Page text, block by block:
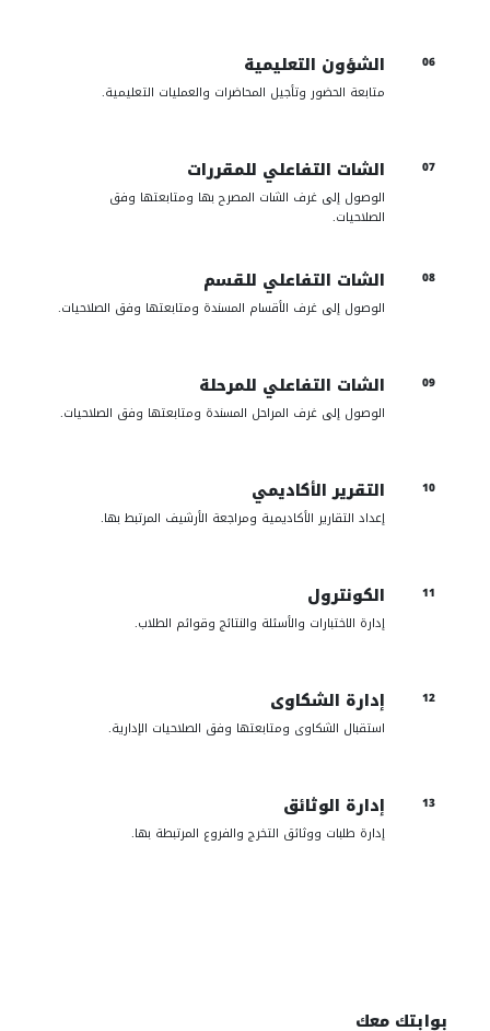
06 الشؤون التعليمية
متابعة الحضور وتأجيل المحاضرات والعمليات التعليمية.
07 الشات التفاعلي للمقررات
الوصول إلى غرف الشات المصرح بها ومتابعتها وفق
الصلاحيات.
08 الشات التفاعلي للقسم
الوصول إلى غرف الأقسام المسندة ومتابعتها وفق الصلاحيات.
09 الشات التفاعلي للمرحلة
الوصول إلى غرف المراحل المسندة ومتابعتها وفق الصلاحيات.
10 التقرير الأكاديمي
إعداد التقارير الأكاديمية ومراجعة الأرشيف المرتبط بها.
11 الكونترول
إدارة الاختبارات والأسئلة والنتائج وقوائم الطلاب.
12 إدارة الشكاوى
استقبال الشكاوى ومتابعتها وفق الصلاحيات الإدارية.
13 إدارة الوثائق
إدارة طلبات ووثائق التخرج والفروع المرتبطة بها.
بوابتك معك